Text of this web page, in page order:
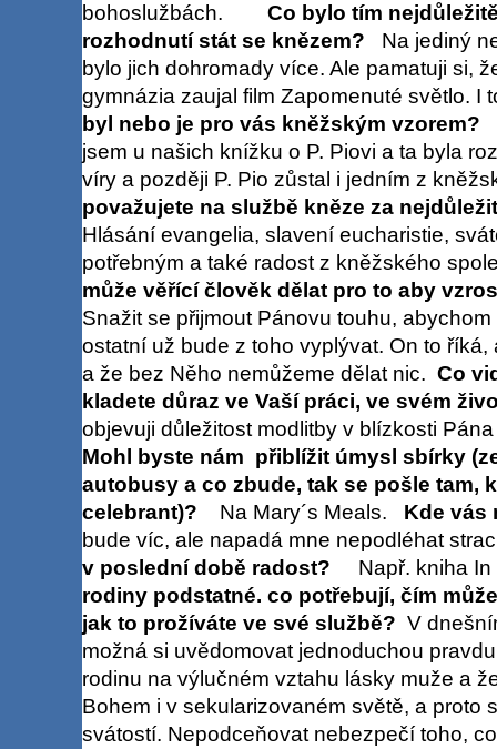
bohoslužbách. Co bylo tím
rozhodnutí stát se knězem?
Na jediný
bylo jich dohromady více. Ale pamatuji si,
gymnázia zaujal film Zapomenuté světlo.
byl nebo je pro vás kněžským vzorem?
jsem u našich knížku o P. Piovi a ta byla
víry a později P. Pio zůstal i jedním z
považujete na službě kněze za
Hlásání evangelia, slavení eucharistie,
potřebným a také radost z kněžského
může věřící člověk dělat pro to aby
Snažit se přijmout Pánovu touhu,
ostatní už bude z toho vyplývat. On to
a že bez Něho nemůžeme dělat nic. Co
kladete důraz ve Vaší práci, ve svém
objevuji důležitost modlitby v blízkosti
Mohl byste nám přiblížit úmysl sbírky
autobusy a co zbude, tak se pošle tam,
celebrant)? Na Mary´s Meals. Kde vás
bude víc, ale napadá mne nepodléhat
v poslední době radost?
Např. kniha
rodiny podstatné. co potřebují, čím
jak to prožíváte ve své službě? V
možná si uvědomovat jednoduchou
rodinu na výlučném vztahu lásky muže a
Bohem i v sekularizovaném světě, a proto
svátostí. Nepodceňovat nebezpečí toho,